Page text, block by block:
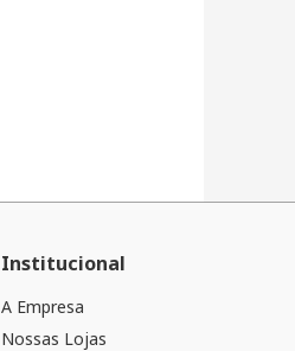
Institucional
A Empresa
Nossas Lojas